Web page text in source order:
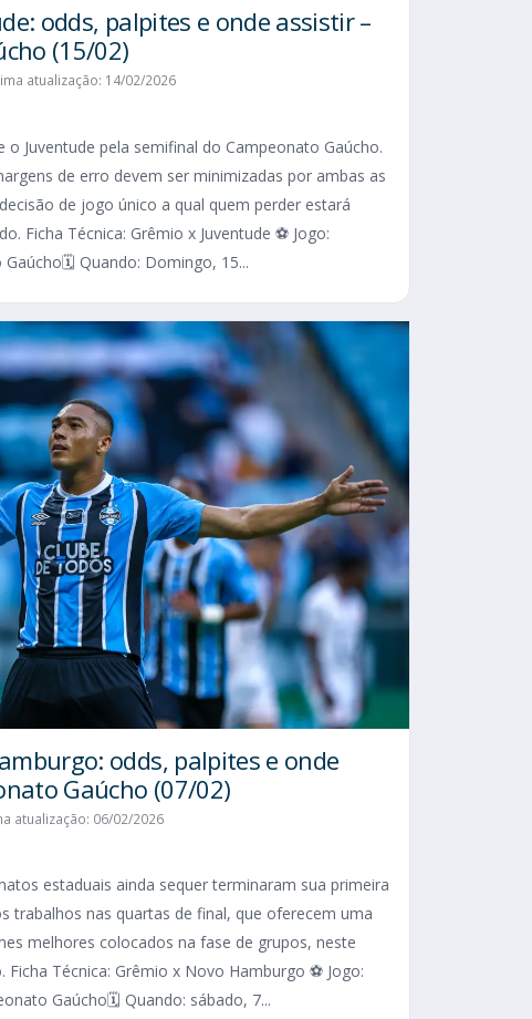
odds, palpites e onde assistir –
(15/02)
atualização: 14/02/2026
o Juventude pela semifinal do Campeonato Gaúcho.
de erro devem ser minimizadas por ambas as
de jogo único a qual quem perder estará
Ficha Técnica: Grêmio x Juventude ⚽ Jogo:
Quando: Domingo, 15...
odds, palpites e onde
Gaúcho (07/02)
atualização: 06/02/2026
estaduais ainda sequer terminaram sua primeira
trabalhos nas quartas de final, que oferecem uma
melhores colocados na fase de grupos, neste
Técnica: Grêmio x Novo Hamburgo ⚽ Jogo:
Gaúcho🗓️ Quando: sábado, 7...